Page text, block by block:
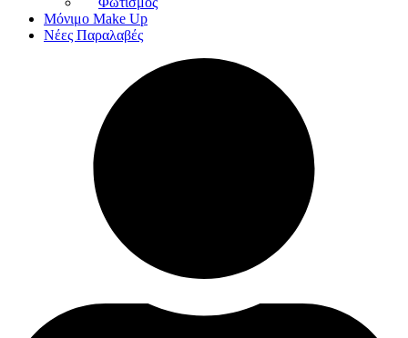
Μόνιμο Make Up
Νέες Παραλαβές